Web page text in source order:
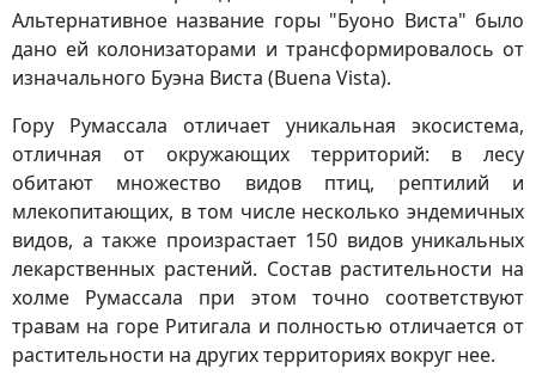
Альтернативное название горы "Буоно Виста" было
дано ей колонизаторами и трансформировалось от
изначального Буэна Виста (Buena Vista).
Гору Румассала отличает уникальная экосистема,
отличная от окружающих территорий: в лесу
обитают множество видов птиц, рептилий и
млекопитающих, в том числе несколько эндемичных
видов, а также произрастает 150 видов уникальных
лекарственных растений. Состав растительности на
холме Румассала при этом точно соответствуют
травам на горе Ритигала и полностью отличается от
растительности на других территориях вокруг нее.